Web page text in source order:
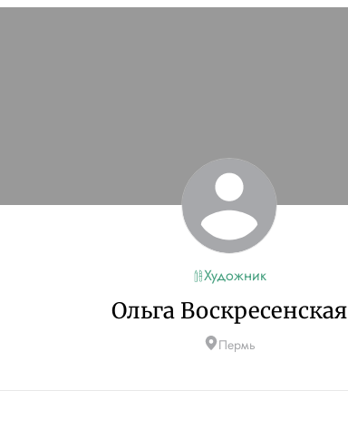
Художник
Ольга Воскресенская
Пермь